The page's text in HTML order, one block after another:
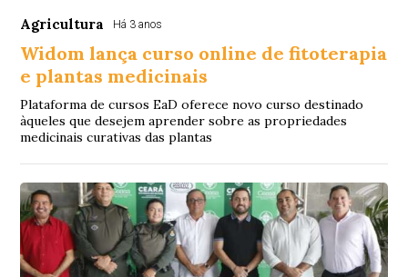
Agricultura Há 3 anos
Widom lança curso online de fitoterapia
e plantas medicinais
Plataforma de cursos EaD oferece novo curso destinado
àqueles que desejem aprender sobre as propriedades
medicinais curativas das plantas